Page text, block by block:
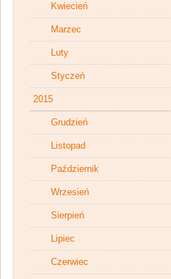
Kwiecień
Marzec
Luty
Styczeń
2015
Grudzień
Listopad
Październik
Wrzesień
Sierpień
Lipiec
Czerwiec